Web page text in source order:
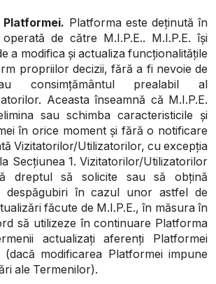
Platforma este deținută în
de către M.I.P.E.. M.I.P.E. își
a modifica și actualiza funcționalitățile
propriilor decizii, fără a fi nevoie de
consimțământul prealabil al
Aceasta înseamnă că M.I.P.E.
sau schimba caracteristicile și
în orice moment și fără o notificare
Vizitatorilor/Utilizatorilor, cu excepția
Secțiunea 1. Vizitatorilor/Utilizatorilor
dreptul să solicite sau să obțină
despăgubiri în cazul unor astfel de
făcute de M.I.P.E., în măsura în
să utilizeze în continuare Platforma
actualizați aferenți Platformei
(dacă modificarea Platformei impune
ale Termenilor).